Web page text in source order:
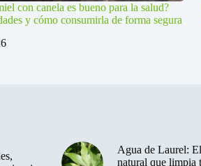
con canela es bueno para la salud?
y cómo consumirla de forma segura
Agua de Laurel:
natural que limpia